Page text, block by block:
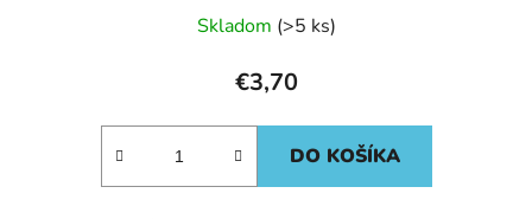
Skladom (>5 ks)
€3,70
DO KOŠÍKA